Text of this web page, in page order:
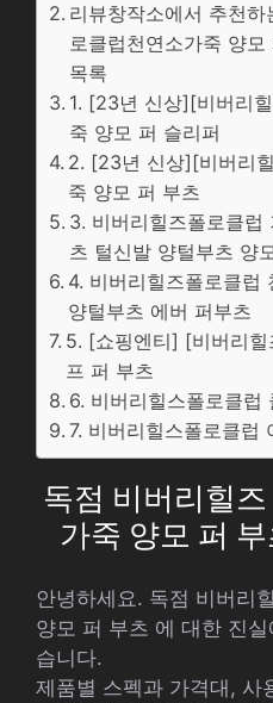
리뷰창작소에서 추천
로클럽천연소가죽 양
목록
1. [23년 신상][비버리
죽 양모 퍼 슬리퍼
2. [23년 신상][비버리
죽 양모 퍼 부츠
3. 비버리힐즈폴로클럽
츠 털신발 양털부츠 양
4. 비버리힐즈폴로클럽
양털부츠 에버 퍼부츠
5. [쇼핑엔티] [비버리
프 퍼 부츠
6. 비버리힐스폴로클럽
7. 비버리힐스폴로클럽
독점 비버리힐
가죽 양모 퍼
안녕하세요. 독점 비버리
양모 퍼 부츠 에 대한 진
습니다.
제품별 스펙과 가격대, 사